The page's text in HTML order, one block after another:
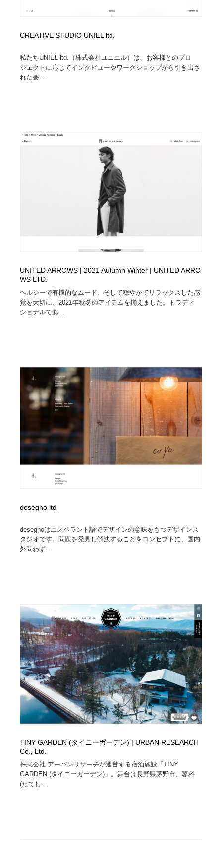
CREATIVE STUDIO UNIEL ltd.
私たちUNIEL ltd.（株式会社ユニエル）は、お客様とのプロ
ジェクトに応じてインタビューやワークショップから引き出さ
れた要...
UNITED ARROWS | 2021 Autumn Winter | UNITED ARRO
WS LTD.
ヘルシーで有機的なムード、そして穏やかでリラックスした感
覚を大切に、2021年秋冬のアイテムを揃えました。トラディ
ショナルであ...
desegno ltd
desegnoはエスペラント語でデザインの意味をもつデザインス
タジオです。問題を発見し解決することをコンセプトに、国内
外問わず...
TINY GARDEN (タイニーガーデン) | URBAN RESEARCH
Co., Ltd.
株式会社 アーバンリサーチが運営する宿泊施設「TINY
GARDEN (タイニーガーデン)」。舞台は長野県茅野市、蓼科
(たてし...